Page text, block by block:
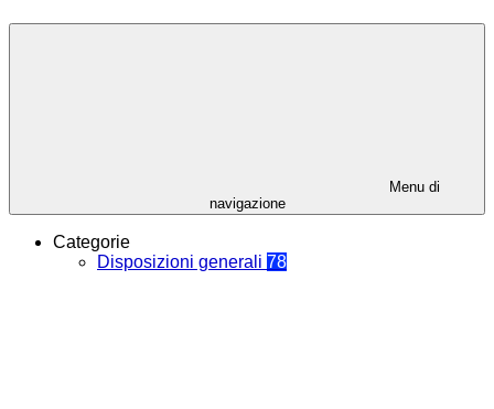
Menu di
navigazione
Categorie
Disposizioni generali 78